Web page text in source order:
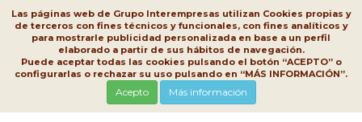
Las páginas web de Grupo Interempresas utilizan Cookies propias y
de terceros con fines técnicos y funcionales, con fines analíticos y
para mostrarle publicidad personalizada en base a un perfil
elaborado a partir de sus hábitos de navegación.
Puede aceptar todas las cookies pulsando el botón “ACEPTO” o
configurarlas o rechazar su uso pulsando en “MÁS INFORMACIÓN”.
Acepto Más información